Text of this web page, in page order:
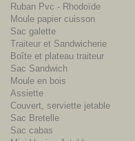
Ruban Pvc - Rhodoïde
Moule papier cuisson
Sac galette
Traiteur et Sandwicherie
Boîte et plateau traiteur
Sac Sandwich
Moule en bois
Assiette
Couvert, serviette jetable
Sac Bretelle
Sac cabas